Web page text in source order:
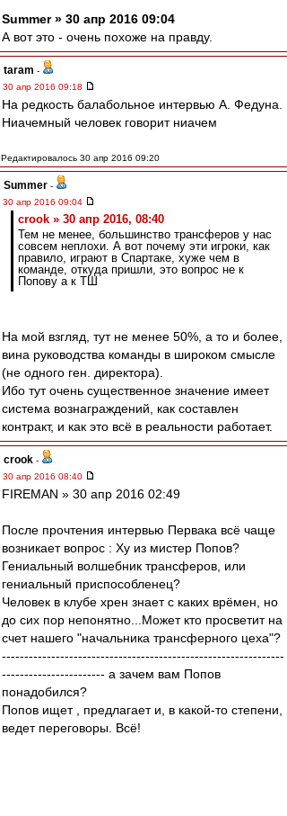
Summer » 30 апр 2016 09:04
А вот это - очень похоже на правду.
taram -
30 апр 2016 09:18
На редкость балабольное интервью А. Федуна.
Ниачемный человек говорит ниачем
Редактировалось 30 апр 2016 09:20
Summer -
30 апр 2016 09:04
crook » 30 апр 2016, 08:40
Тем не менее, большинство трансферов у нас
совсем неплохи. А вот почему эти игроки, как
правило, играют в Спартаке, хуже чем в
команде, откуда пришли, это вопрос не к
Попову а к ТШ
На мой взгляд, тут не менее 50%, а то и более,
вина руководства команды в широком смысле
(не одного ген. директора).
Ибо тут очень существенное значение имеет
система вознаграждений, как составлен
контракт, и как это всё в реальности работает.
crook -
30 апр 2016 08:40
FIREMAN » 30 апр 2016 02:49
После прочтения интервью Первака всё чаще
возникает вопрос : Ху из мистер Попов?
Гениальный волшебник трансферов, или
гениальный приспособленец?
Человек в клубе хрен знает с каких врёмен, но
до сих пор непонятно...Может кто просветит на
счет нашего "начальника трансферного цеха"?
---------------------------------------------------------------
----------------------- а зачем вам Попов
понадобился?
Попов ищет , предлагает и, в какой-то степени,
ведет переговоры. Всё!